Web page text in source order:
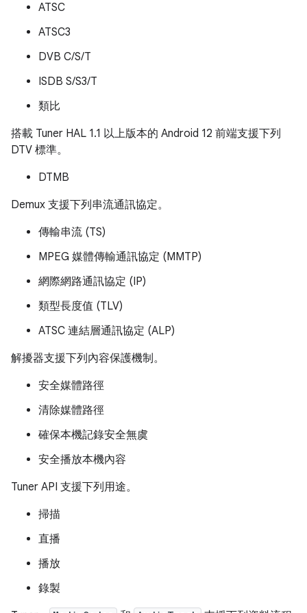
ATSC
ATSC3
DVB C/S/T
ISDB S/S3/T
類比
搭載 Tuner HAL 1.1 以上版本的 Android 12 前端支援下列
DTV 標準。
DTMB
Demux 支援下列串流通訊協定。
傳輸串流 (TS)
MPEG 媒體傳輸通訊協定 (MMTP)
網際網路通訊協定 (IP)
類型長度值 (TLV)
ATSC 連結層通訊協定 (ALP)
解擾器支援下列內容保護機制。
安全媒體路徑
清除媒體路徑
確保本機記錄安全無虞
安全播放本機內容
Tuner API 支援下列用途。
掃描
直播
播放
錄製